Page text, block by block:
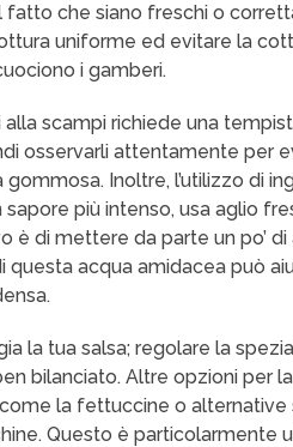
che siano freschi o
uniforme ed evitare la
i gamberi.
scampi richiede una
osservarli attentamente per
Inoltre, l’utilizzo di
più intenso, usa aglio
è di mettere da parte un po’
questa acqua amidacea può
la tua salsa; regolare la
bilanciato. Altre opzioni per
la fettuccine o
Questo è particolarmente